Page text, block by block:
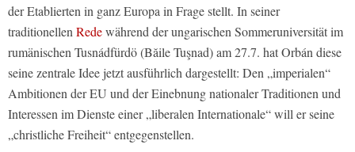
der Etablierten in ganz Europa in Frage stellt. In seiner
traditionellenRedewährend der ungarischen Sommeruniversität im
rumänischen Tusnádfürdö (Băile Tuşnad) am 27.7. hat Orbán diese
seine zentrale Idee jetzt ausführlich dargestellt: Den „imperialen“
Ambitionen der EU und der Einebnung nationaler Traditionen und
Interessen im Dienste einer „liberalen Internationale“ will er seine
„christliche Freiheit“ entgegenstellen.